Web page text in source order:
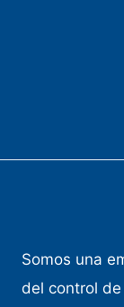
Somos una
del control